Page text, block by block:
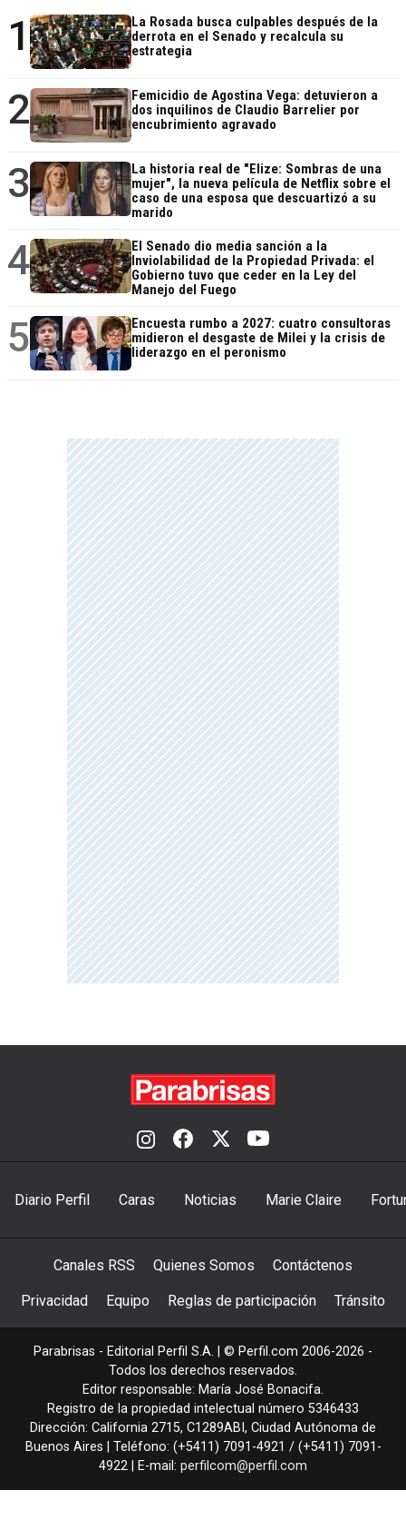
1
La Rosada busca culpables después de la
derrota en el Senado y recalcula su
estrategia
2
Femicidio de Agostina Vega: detuvieron a
dos inquilinos de Claudio Barrelier por
encubrimiento agravado
3
La historia real de "Elize: Sombras de una
mujer", la nueva película de Netflix sobre el
caso de una esposa que descuartizó a su
marido
4
El Senado dio media sanción a la
Inviolabilidad de la Propiedad Privada: el
Gobierno tuvo que ceder en la Ley del
Manejo del Fuego
5
Encuesta rumbo a 2027: cuatro consultoras
midieron el desgaste de Milei y la crisis de
liderazgo en el peronismo
Diario Perfil Caras Noticias Marie Claire
Canales RSS Quienes Somos Contáctenos
Privacidad Equipo Reglas de participación Tránsito
Parabrisas - Editorial Perfil S.A. | © Perfil.com 2006-2026 -
Todos los derechos reservados.
Editor responsable: María José Bonacifa.
Registro de la propiedad intelectual número 5346433
Dirección: California 2715, C1289ABI , Ciudad Autónoma de
Buenos Aires | Teléfono: (+5411) 7091-4921 / (+5411) 7091-
4922 | E-mail: perfilcom@perfil.com